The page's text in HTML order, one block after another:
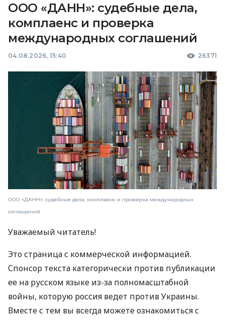
ООО «ДАНН»: судебные дела,
комплаенс и проверка
международных соглашений
04.08.2026, 15:40 26371
ООО «ДАНН»: судебные дела, комплаенс и проверка международных
соглашений
Уважаемый читатель!
Это страница с коммерческой информацией.
Спонсор текста категорически против публикации
ее на русском языке из-за полномасштабной
войны, которую россия ведет против Украины.
Вместе с тем вы всегда можете ознакомиться с